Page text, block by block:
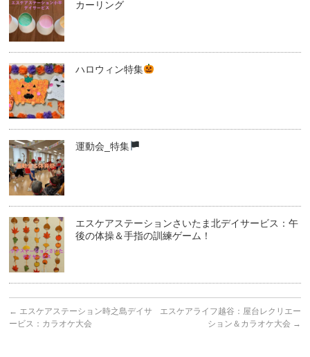
カーリング
ハロウィン特集
運動会_特集
エスケアステーションさいたま北デイサービス：午
後の体操＆手指の訓練ゲーム！
← エスケアステーション時之島デイサ
ービス：カラオケ大会
エスケアライフ越谷：屋台レクリエー
ション＆カラオケ大会 →